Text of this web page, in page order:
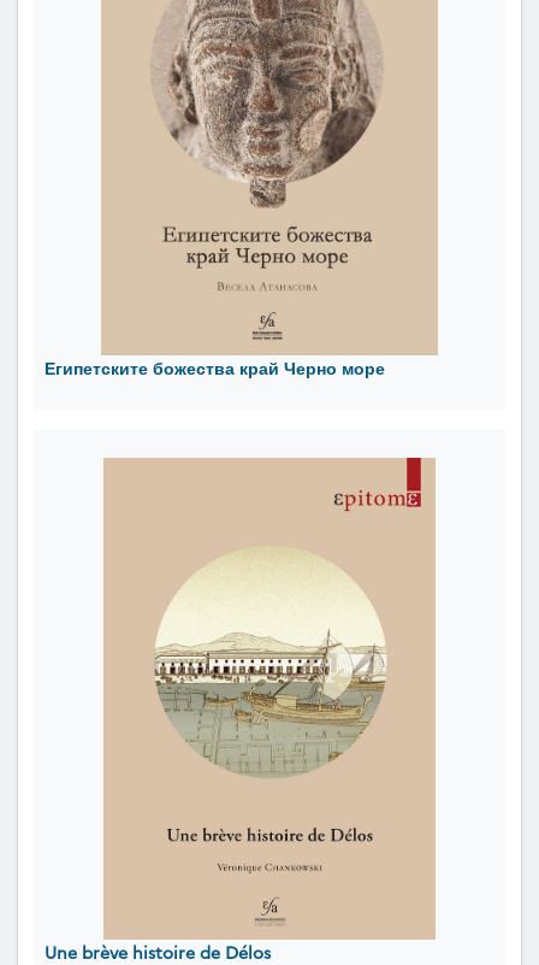
Египетските божества край Черно море
Une brève histoire de Délos